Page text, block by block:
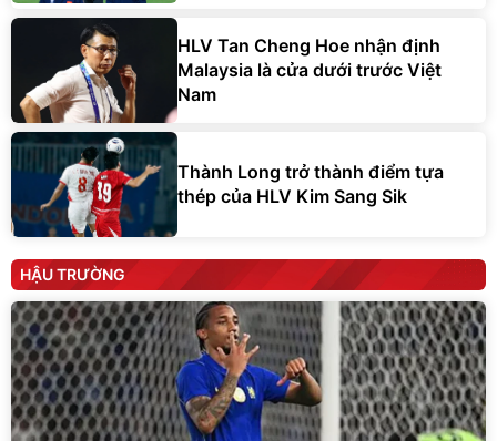
HLV Tan Cheng Hoe nhận định
Malaysia là cửa dưới trước Việt
Nam
Thành Long trở thành điểm tựa
thép của HLV Kim Sang Sik
HẬU TRƯỜNG